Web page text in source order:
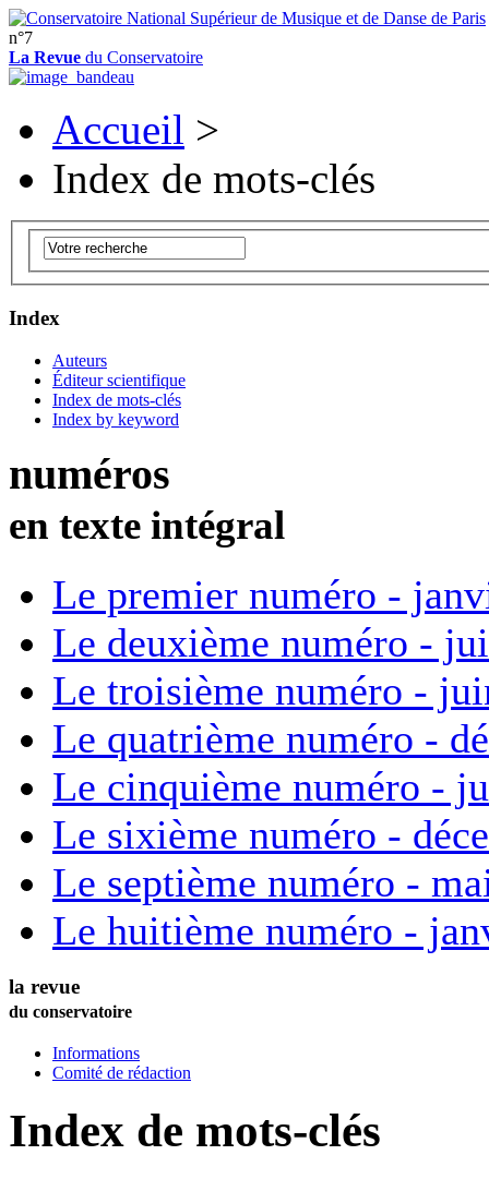
n°7
La Revue du Conservatoire
Accueil >
Index de mots-clés
Index
Auteurs
Éditeur scientifique
Index de mots-clés
Index by keyword
numéros
en texte intégral
Le premier numéro -
Le deuxième numéro -
Le troisième numéro -
Le quatrième numéro -
Le cinquième numéro -
Le sixième numéro -
Le septième numéro -
Le huitième numéro -
la revue
du conservatoire
Informations
Comité de rédaction
Index de mots-clés